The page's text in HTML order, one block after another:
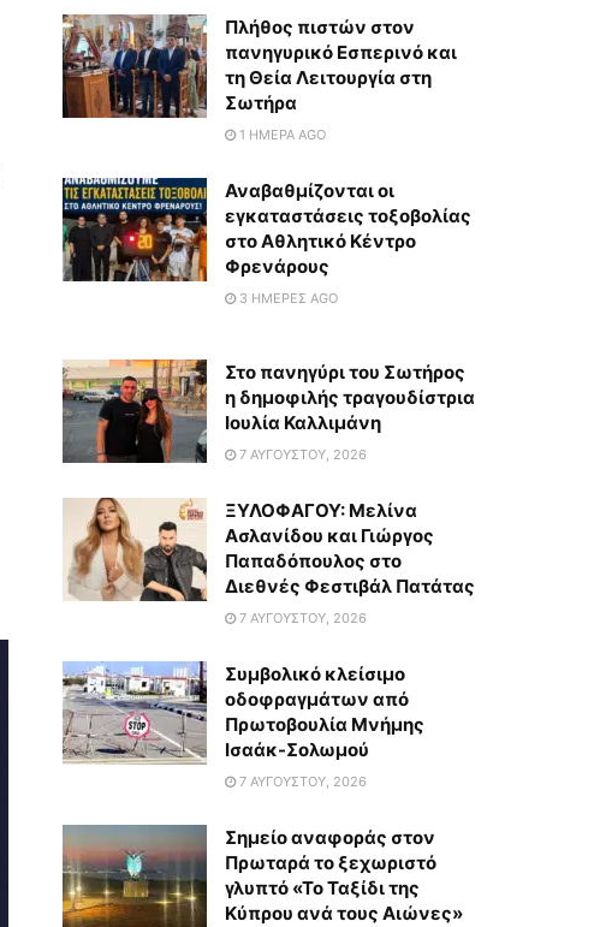
Πλήθος πιστών στον
πανηγυρικό Εσπερινό και
τη Θεία Λειτουργία στη
Σωτήρα
1 ΗΜΈΡΑ AGO
Αναβαθμίζονται οι
εγκαταστάσεις τοξοβολίας
στο Αθλητικό Κέντρο
Φρενάρους
3 ΗΜΈΡΕΣ AGO
Στο πανηγύρι του Σωτήρος
η δημοφιλής τραγουδίστρια
Ιουλία Καλλιμάνη
7 ΑΥΓΟΎΣΤΟΥ, 2026
ΞΥΛΟΦΑΓΟΥ: Μελίνα
Ασλανίδου και Γιώργος
Παπαδόπουλος στο
Διεθνές Φεστιβάλ Πατάτας
7 ΑΥΓΟΎΣΤΟΥ, 2026
Συμβολικό κλείσιμο
οδοφραγμάτων από
Πρωτοβουλία Μνήμης
Ισαάκ-Σολωμού
7 ΑΥΓΟΎΣΤΟΥ, 2026
Σημείο αναφοράς στον
Πρωταρά το ξεχωριστό
γλυπτό «Το Ταξίδι της
Κύπρου ανά τους Αιώνες»